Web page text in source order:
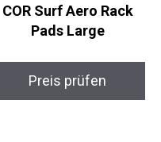
COR Surf Aero Rack